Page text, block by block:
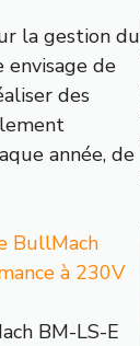
la gestion du
de
des
année, de
BullMach
à 230V
BM-LS-E